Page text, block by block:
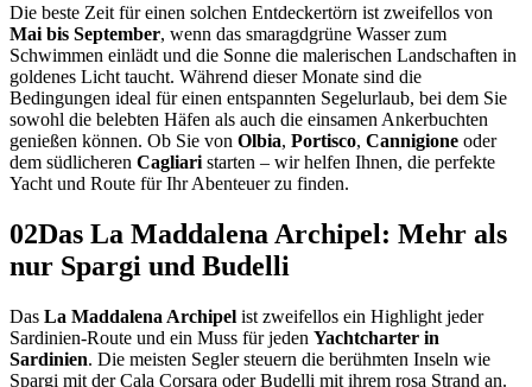
Die beste Zeit für einen solchen Entdeckertörn ist zweifellos von
Mai bis September, wenn das smaragdgrüne Wasser zum
Schwimmen einlädt und die Sonne die malerischen Landschaften in
goldenes Licht taucht. Während dieser Monate sind die
Bedingungen ideal für einen entspannten Segelurlaub, bei dem Sie
sowohl die belebten Häfen als auch die einsamen Ankerbuchten
genießen können. Ob Sie von Olbia, Portisco, Cannigione oder
dem südlicheren Cagliari starten – wir helfen Ihnen, die perfekte
Yacht und Route für Ihr Abenteuer zu finden.
02Das La Maddalena Archipel: Mehr als
nur Spargi und Budelli
Das La Maddalena Archipel ist zweifellos ein Highlight jeder
Sardinien-Route und ein Muss für jeden Yachtcharter in
Sardinien. Die meisten Segler steuern die berühmten Inseln wie
Spargi mit der Cala Corsara oder Budelli mit ihrem rosa Strand an.